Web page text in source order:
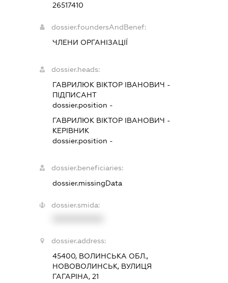
26517410
dossier.foundersAndBenef:
ЧЛЕНИ ОРГАНІЗАЦІЇ
dossier.heads:
ГАВРИЛЮК ВІКТОР ІВАНОВИЧ -
ПІДПИСАНТ
dossier.position -
ГАВРИЛЮК ВІКТОР ІВАНОВИЧ -
КЕРІВНИК
dossier.position -
dossier.beneficiaries:
dossier.missingData
dossier.smida:
dossier.address:
45400, ВОЛИНСЬКА ОБЛ.,
НОВОВОЛИНСЬК, ВУЛИЦЯ
ГАГАРІНА, 21